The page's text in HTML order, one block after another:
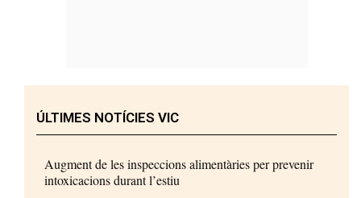
ÚLTIMES NOTÍCIES VIC
Augment de les inspeccions alimentàries per prevenir
intoxicacions durant l’estiu